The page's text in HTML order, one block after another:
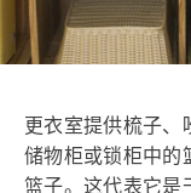
更衣室提供梳子、
储物柜或锁柜中的
篮子。这代表它是